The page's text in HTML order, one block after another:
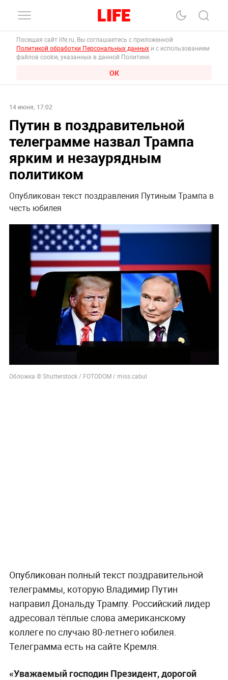
Посещая сайт life.ru, Вы соглашаетесь с приложенной
Политикой обработки Персональных данных и с использованием
файлов cookie, указанных в данной Политике.
ОК
14 июня, 17:02
Путин в поздравительной
телеграмме назвал Трампа
ярким и незаурядным
политиком
Опубликован текст поздравления Путиным Трампа в
честь юбилея
Обложка © Shutterstock / FOTODOM / miss.cabul
Опубликован полный текст поздравительной
телеграммы, которую Владимир Путин
направил Дональду Трампу. Российский лидер
адресовал тёплые слова американскому
коллеге по случаю 80-летнего юбилея.
Телеграмма есть на сайте Кремля.
«Уважаемый господин Президент, дорогой